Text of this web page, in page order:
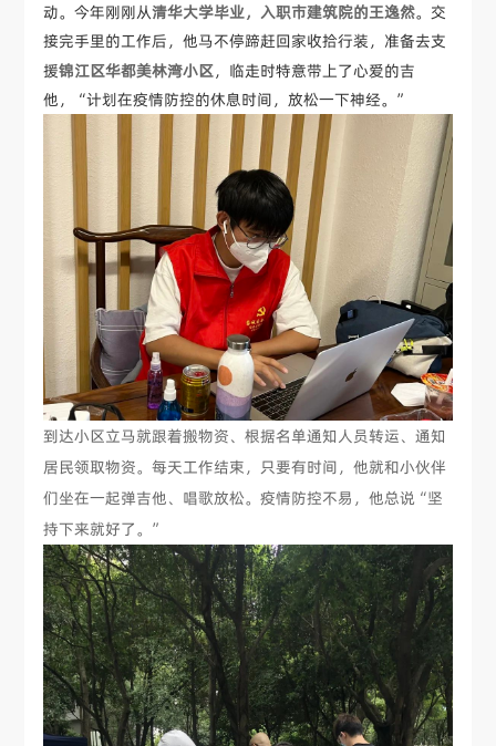
动。今年刚刚从清华大学毕业，入职市建筑院的王逸然。交
接完手里的工作后，他马不停蹄赶回家收拾行装，准备去支
援锦江区华都美林湾小区，临走时特意带上了心爱的吉
他，“计划在疫情防控的休息时间，放松一下神经。”
到达小区立马就跟着搬物资、根据名单通知人员转运、通知
居民领取物资。每天工作结束，只要有时间，他就和小伙伴
们坐在一起弹吉他、唱歌放松。疫情防控不易，他总说“坚
持下来就好了。”